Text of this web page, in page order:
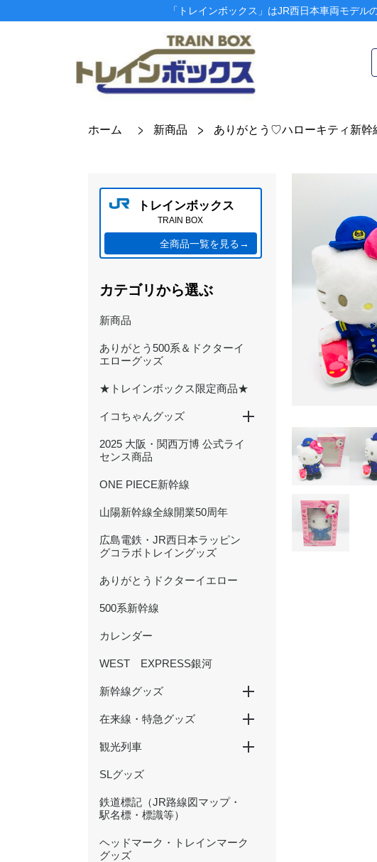
「トレインボックス」はJR西日本車両モデ
ホーム 新商品 ありがとう♡ハローキティ新
トレインボックス
TRAIN BOX
全商品一覧を見る→
カテゴリから選ぶ
新商品
ありがとう500系＆ドクターイ
エローグッズ
★トレインボックス限定商品★
イコちゃんグッズ
ICOCA20周年記念グッズ
ぬいぐるみ
文具
ハンカチ・タオル
キーホルダー・アクセサリー
雑貨・日用品
バッグ・ポーチ
2025 大阪・関西万博 公式ライ
センス商品
ONE PIECE新幹線
山陽新幹線全線開業50周年
広島電鉄・JR西日本ラッピン
グコラボトレイングッズ
ありがとうドクターイエロー
500系新幹線
カレンダー
WEST EXPRESS銀河
新幹線グッズ
山陽新幹線
北陸新幹線
500 TYPE EVA
在来線・特急グッズ
国鉄型列車
201系
大阪環状線
新快速
特急くろしお
特急まほろば(安寧・悠久)
特急やくも（381・273系
かにカニエクスプレス
トワイライトエクスプレス
北陸本線（サンダーバード・
観光列車
SAKU美SAKU楽
あめつち
はなあかり
SLグッズ
鉄道標記（JR路線図マップ・
駅名標・標識等）
ヘッドマーク・トレインマーク
グッズ